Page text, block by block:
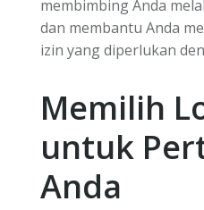
membimbing Anda
dan membantu Anda
izin yang diperlukan
Memilih
untuk
Anda